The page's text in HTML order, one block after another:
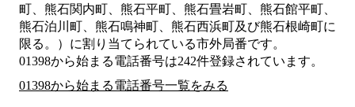
町、熊石関内町、熊石平町、熊石畳岩町、熊石館平町、
熊石泊川町、熊石鳴神町、熊石西浜町及び熊石根崎町に
限る。） に割り当てられている市外局番です。
01398から始まる電話番号は242件登録されています。
01398から始まる電話番号一覧をみる